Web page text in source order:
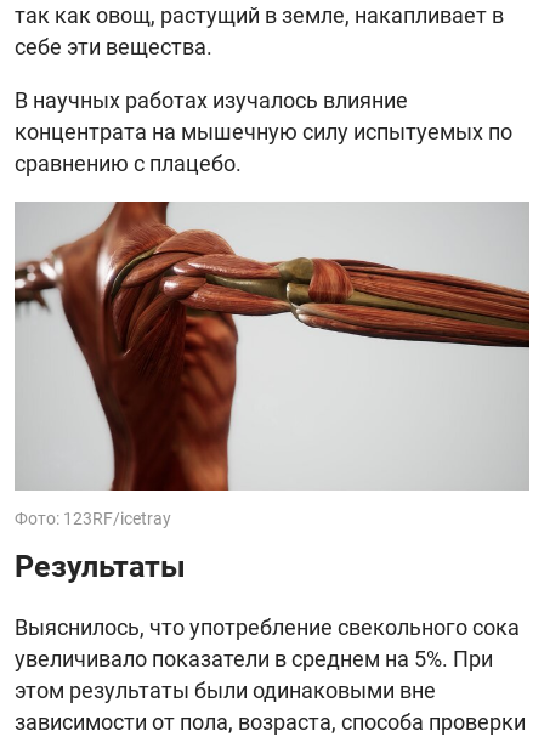
так как овощ, растущий в земле, накапливает в
себе эти вещества.
В научных работах изучалось влияние
концентрата на мышечную силу испытуемых по
сравнению с плацебо.
Фото: 123RF/icetray
Результаты
Выяснилось, что употребление свекольного сока
увеличивало показатели в среднем на 5%. При
этом результаты были одинаковыми вне
зависимости от пола, возраста, способа проверки